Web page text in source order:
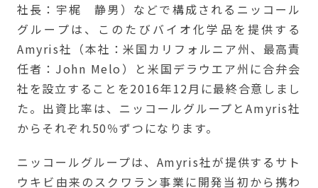
社長：宇梶 静男）などで構成されるニッコール
グループは、このたびバイオ化学品を提供する
Amyris社（本社：米国カリフォルニア州、最高責
任者：John Melo）と米国デラウエア州に合弁会
社を設立することを2016年12月に最終合意しまし
た。出資比率は、ニッコールグループとAmyris社
からそれぞれ50％ずつになります。
ニッコールグループは、Amyris社が提供するサト
ウキビ由来のスクワラン事業に開発当初から携わ